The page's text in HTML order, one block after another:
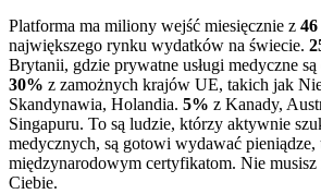
Platforma ma miliony wejść miesięcznie z
największego rynku wydatków na świecie.
Brytanii, gdzie prywatne usługi medyczne
30% z zamożnych krajów UE, takich jak
Skandynawia, Holandia. 5% z Kanady,
Singapuru. To są ludzie, którzy aktywnie
medycznych, są gotowi wydawać pieniądze,
międzynarodowym certyfikatom. Nie musisz
Ciebie.